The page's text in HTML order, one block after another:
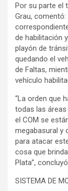
Por su parte el
Grau,
de habilitación
playón de
quedando el
de Faltas,
vehículo
“La orden que
todas las
el COM se
megabasural y
para atacar
cosa que
Plata”,
SISTEMA DE